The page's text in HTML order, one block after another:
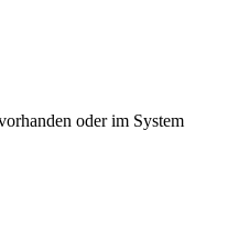
oder im System